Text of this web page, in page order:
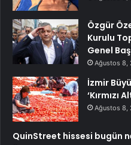
Özgür
Kurulu
Genel
Ağustos 8,
İzmir
‘Kırmızı
Ağustos 8,
QuinStreet hissesi bugün